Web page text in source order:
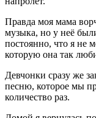
Правда моя мама
музыка, но у неё
постоянно, что я не
которую она так
Девчонки сразу же
песню, которое мы
количество раз.